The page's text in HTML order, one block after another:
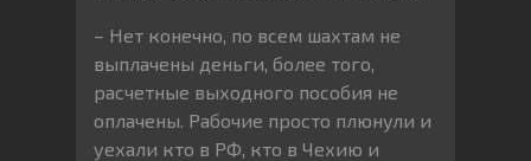
– Нет конечно, по всем шахтам не
выплачены деньги, более того,
расчетные выходного пособия не
оплачены. Рабочие просто плюнули и
уехали кто в РФ, кто в Чехию и